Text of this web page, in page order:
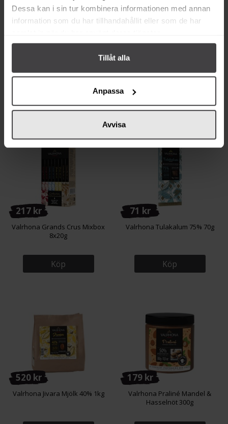
Dessa kan i sin tur kombinera informationen med annan
information som du har tillhandahållit eller som de har
Tillåt alla
Anpassa
Avvisa
65 kr 217 kr
Valrhona Inspiration Jordgubb
217 kr
Valrhona Grands Crus Mixbox
8x20g
Köp
71 kr
Valrhona Tulakalum 75% 70g
Köp
520 kr
Valrhona Jivara Mjölk 40% 1kg
179 kr
Valrhona Praliné Mandel &
Hasselnöt 300g